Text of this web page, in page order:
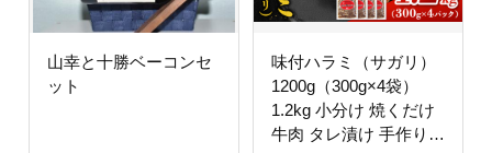
山幸と十勝ベーコンセ
ット
味付ハラミ（サガリ）
1200g（300g×4袋）
1.2kg 小分け 焼くだけ
牛肉 タレ漬け 手作り